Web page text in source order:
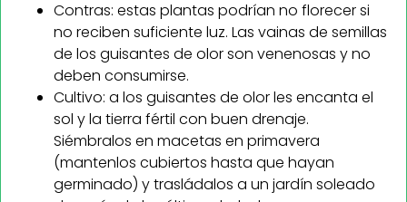
Contras: estas plantas podrían no florecer si
no reciben suficiente luz. Las vainas de semillas
de los guisantes de olor son venenosas y no
deben consumirse.
Cultivo: a los guisantes de olor les encanta el
sol y la tierra fértil con buen drenaje.
Siémbralos en macetas en primavera
(mantenlos cubiertos hasta que hayan
germinado) y trasládalos a un jardín soleado